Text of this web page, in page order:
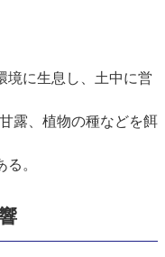
に生息し、土中に営
植物の種などを餌
。